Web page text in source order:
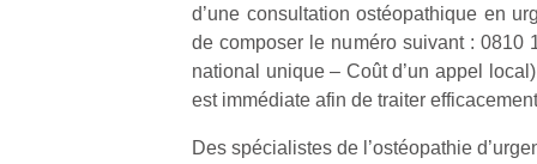
d’une consultation ostéopathique en
de composer le numéro suivant : 0810
national unique – Coût d’un appel
est immédiate afin de traiter
Des spécialistes de l’ostéopathie